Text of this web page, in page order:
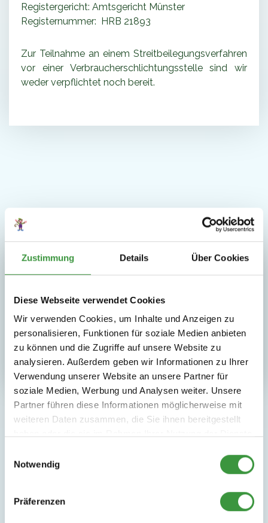
Zustimmung Details Über Cookies
Diese Webseite verwendet Cookies
Wir verwenden Cookies, um Inhalte und Anzeigen zu
personalisieren, Funktionen für soziale Medien anbieten
zu können und die Zugriffe auf unsere Website zu
analysieren. Außerdem geben wir Informationen zu Ihrer
Verwendung unserer Website an unsere Partner für
soziale Medien, Werbung und Analysen weiter. Unsere
Partner führen diese Informationen möglicherweise mit
weiteren Daten zusammen, die Sie ihnen bereitgestellt
Notwendig
Präferenzen
Registergericht: Amtsgericht Münster
Registernummer: HRB 21893
Zur Teilnahme an einem Streitbeilegungsverfahren
vor einer Verbraucherschlichtungsstelle sind wir
weder verpflichtet noch bereit.
Gruppenausflug
Buche direkt hier!